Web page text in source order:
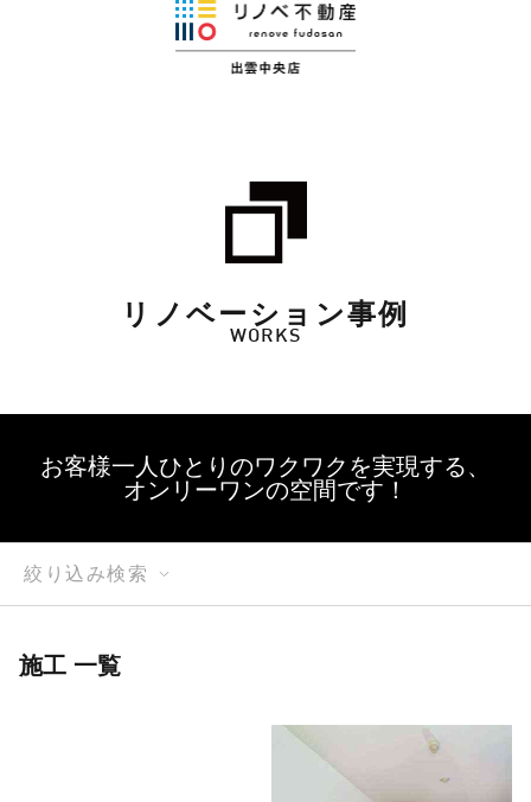
リノベーション事例
WORKS
お客様一人ひとりのワクワクを実現する、
オンリーワンの空間です！
絞り込み検索
施工 一覧